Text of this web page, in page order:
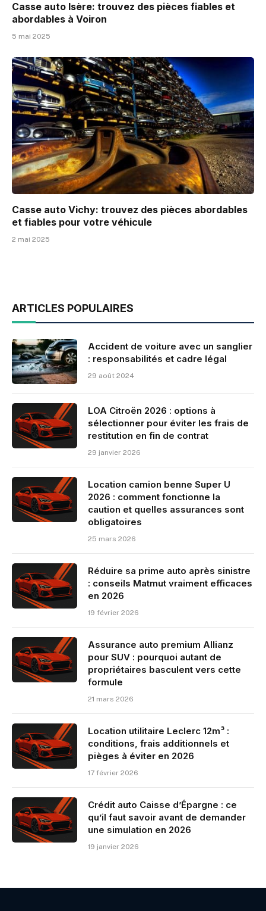
Casse auto Isère: trouvez des pièces fiables et
abordables à Voiron
5 mai 2025
Casse auto Vichy: trouvez des pièces abordables
et fiables pour votre véhicule
2 mai 2025
ARTICLES POPULAIRES
Accident de voiture avec un sanglier
: responsabilités et cadre légal
29 août 2024
LOA Citroën 2026 : options à
sélectionner pour éviter les frais de
restitution en fin de contrat
29 janvier 2026
Location camion benne Super U
2026 : comment fonctionne la
caution et quelles assurances sont
obligatoires
25 mars 2026
Réduire sa prime auto après sinistre
: conseils Matmut vraiment efficaces
en 2026
19 février 2026
Assurance auto premium Allianz
pour SUV : pourquoi autant de
propriétaires basculent vers cette
formule
21 mars 2026
Location utilitaire Leclerc 12m³ :
conditions, frais additionnels et
pièges à éviter en 2026
17 février 2026
Crédit auto Caisse d’Épargne : ce
qu’il faut savoir avant de demander
une simulation en 2026
19 janvier 2026